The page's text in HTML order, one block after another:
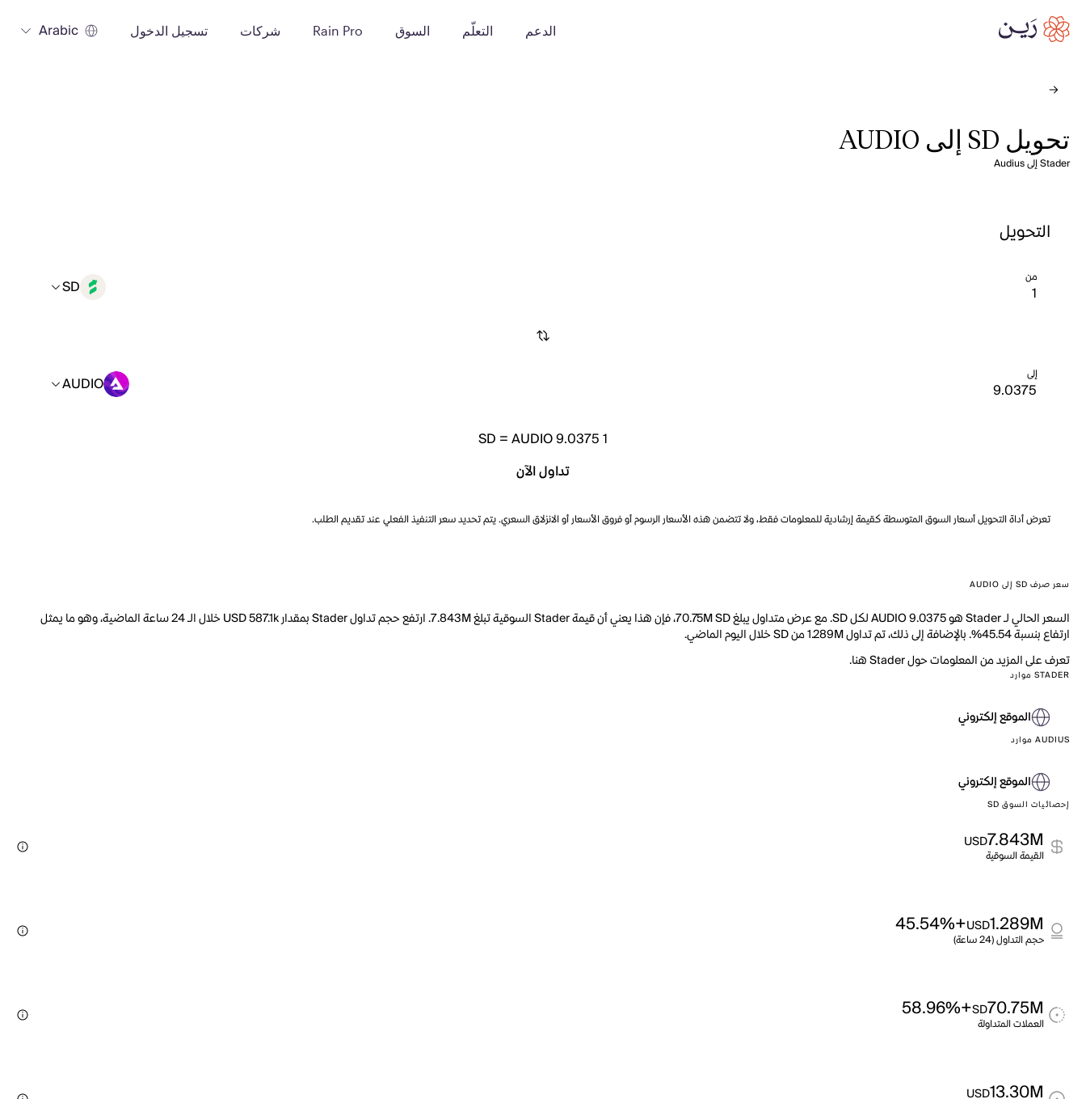
الدعم التعلّم السوق Rain Pro شركات تسجيل الدخول Arabic
تحويل SD إلى AUDIO
Stader إلى Audius
التحويل
من SD
إلى AUDIO
1
SD =AUDIO 9.0375
تداول الآن
تعرض أداة التحويل أسعار السوق المتوسطة كقيمة إرشادية للمعلومات فقط، ولا تتضمن هذه الأسعار الرسوم أو فروق الأسعار أو الانزلاق السعري. يتم تحديد سعر التنفيذ الفعلي عند تقديم الطلب.
سعر صرف SD إلى AUDIO
السعر الحالي لـ Stader هو AUDIO 9.0375 لكل SD. مع عرض متداول يبلغ 70.75M SD، فإن هذا يعني أن قيمة Stader السوقية تبلغ 7.843M. ارتفع حجم تداول Stader بمقدار USD 587.1k خلال الـ 24 ساعة الماضية، وهو ما يمثل
ارتفاع بنسبة 45.54%. بالإضافة إلى ذلك، تم تداول 1.289M من SD خلال اليوم الماضي.
تعرف على المزيد من المعلومات حول Stader هنا.
STADER موارد
الموقع إلكتروني
AUDIUS موارد
الموقع إلكتروني
إحصائيات السوق SD
7.843M
USD
القيمة السوقية
1.289M
USD
+45.54%
حجم التداول (24 ساعة)
70.75M
SD
+58.96%
العملات المتداولة
13.30M
USD